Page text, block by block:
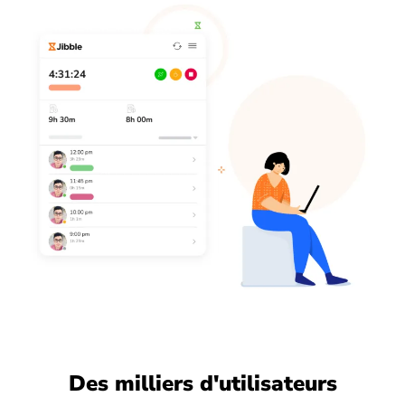
Des milliers d'utilisateurs